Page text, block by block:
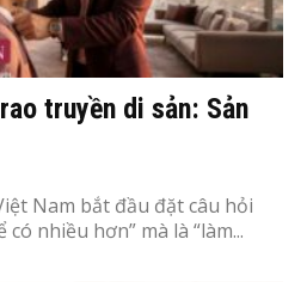
truyền di sản: Sản
Nam bắt đầu đặt câu hỏi
nhiều hơn” mà là “làm...